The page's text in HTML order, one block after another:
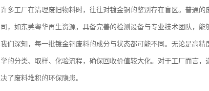
许多工厂在清理废旧物料时，往往对镀金铜的鉴别存在盲区。普通
司，如东莞粤华再生资源，具备完善的检测设备与专业技术团队，
我们深知，每一批镀金铜废料的成分与状态都可能不同。无论是高
学的分类、取样、化验流程，确保回收价值较大化。对于工厂而言
决了废料堆积的环保隐患。